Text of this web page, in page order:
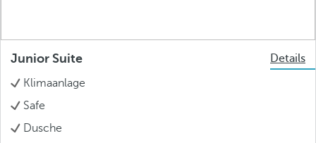
Junior Suite
Details
Klimaanlage
Safe
Dusche